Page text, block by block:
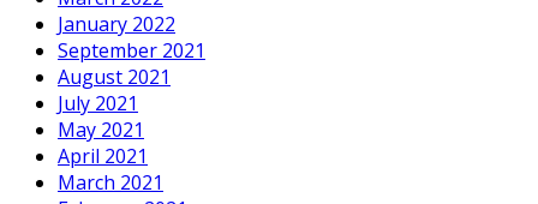
January 2022
September 2021
August 2021
July 2021
May 2021
April 2021
March 2021